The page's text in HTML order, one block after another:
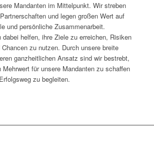
Mandanten im Mittelpunkt. Wir streben
und legen großen Wert auf
und persönliche Zusammenarbeit.
dabei helfen, ihre Ziele zu erreichen, Risiken
zu nutzen. Durch unsere breite
ganzheitlichen Ansatz sind wir bestrebt,
Mehrwert für unsere Mandanten zu schaffen
zu begleiten.